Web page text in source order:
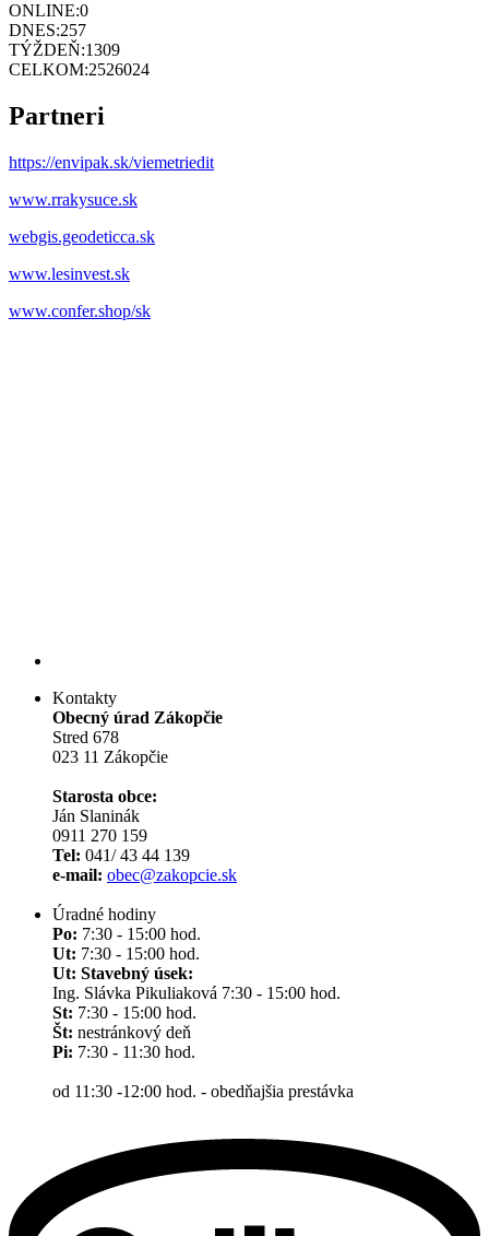
ONLINE:0
DNES:257
TÝŽDEŇ:1309
CELKOM:2526024
Partneri
https://envipak.sk/viemetriedit
www.rrakysuce.sk
webgis.geodeticca.sk
www.lesinvest.sk
www.confer.shop/sk
Kontakty
Obecný úrad Zákopčie
Stred 678
023 11 Zákopčie
Starosta obce:
Ján Slaninák
0911 270 159
Tel: 041/ 43 44 139
e-mail: obec@zakopcie.sk
Úradné hodiny
Po: 7:30 - 15:00 hod.
Ut: 7:30 - 15:00 hod.
Ut: Stavebný úsek:
Ing. Slávka Pikuliaková 7:30 - 15:00 hod.
St: 7:30 - 15:00 hod.
Št: nestránkový deň
Pi: 7:30 - 11:30 hod.
od 11:30 -12:00 hod. - obedňajšia prestávka